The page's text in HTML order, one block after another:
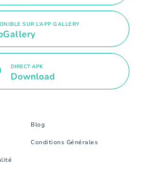
SUR L’APP GALLERY
DIRECT APK
Download
Blog
Conditions Générales